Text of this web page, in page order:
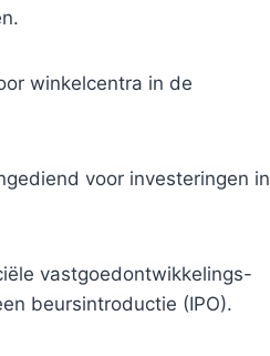
winkelcentra in de
voor investeringen in
vastgoedontwikkelings-
beursintroductie (IPO).